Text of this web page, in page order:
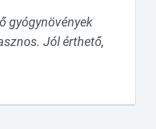
gyógynövények
Jól érthető,